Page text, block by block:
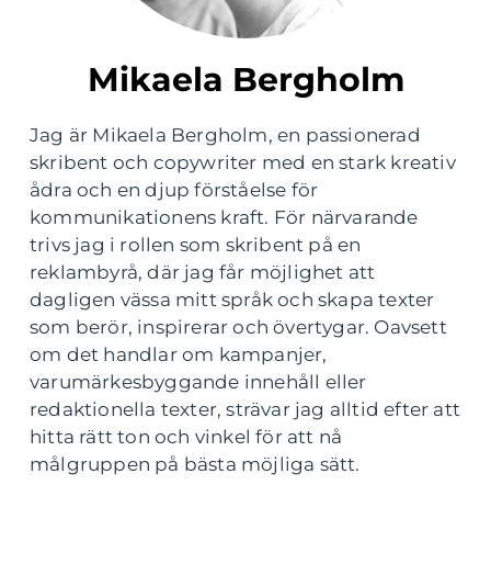
Mikaela Bergholm
Jag är Mikaela Bergholm, en passionerad
skribent och copywriter med en stark kreativ
ådra och en djup förståelse för
kommunikationens kraft. För närvarande
trivs jag i rollen som skribent på en
reklambyrå, där jag får möjlighet att
dagligen vässa mitt språk och skapa texter
som berör, inspirerar och övertygar. Oavsett
om det handlar om kampanjer,
varumärkesbyggande innehåll eller
redaktionella texter, strävar jag alltid efter att
hitta rätt ton och vinkel för att nå
målgruppen på bästa möjliga sätt.